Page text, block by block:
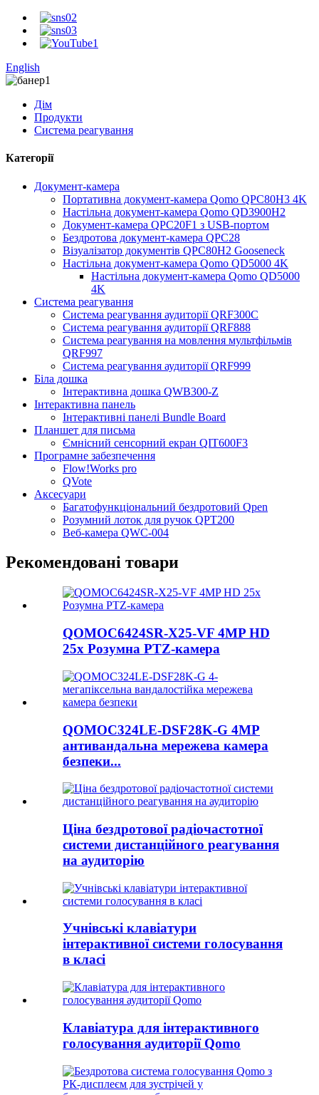
English
Дім
Продукти
Система реагування
Категорії
Документ-камера
Портативна документ-камера Qomo QPC80H3 4K
Настільна документ-камера Qomo QD3900H2
Документ-камера QPC20F1 з USB-портом
Бездротова документ-камера QPC28
Візуалізатор документів QPC80H2 Gooseneck
Настільна документ-камера Qomo QD5000 4K
Настільна документ-камера Qomo QD5000
4K
Система реагування
Система реагування аудиторії QRF300C
Система реагування аудиторії QRF888
Система реагування на мовлення мультфільмів
QRF997
Система реагування аудиторії QRF999
Біла дошка
Інтерактивна дошка QWB300-Z
Інтерактивна панель
Інтерактивні панелі Bundle Board
Планшет для письма
Ємнісний сенсорний екран QIT600F3
Програмне забезпечення
Flow!Works pro
QVote
Аксесуари
Багатофункціональний бездротовий Qpen
Розумний лоток для ручок QPT200
Веб-камера QWC-004
Рекомендовані товари
QOMOC6424SR-X25-VF 4MP HD
25x Розумна PTZ-камера
QOMOC324LE-DSF28K-G 4MP
антивандальна мережева камера
безпеки...
Ціна бездротової радіочастотної
системи дистанційного реагування
на аудиторію
Учнівські клавіатури
інтерактивної системи голосування
в класі
Клавіатура для інтерактивного
голосування аудиторії Qomo